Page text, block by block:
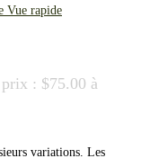
Vue rapide
prix : $75.00 à
variations. Les